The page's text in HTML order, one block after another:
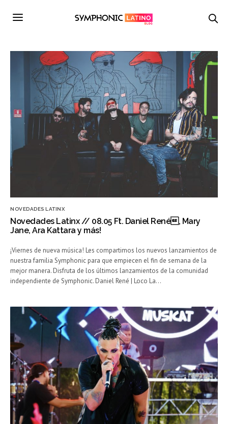
NOVEDADES LATINX
Novedades Latinx // 08.05 Ft. Daniel René, Mary
Jane, Ara Kattara y más!
¡Viernes de nueva música! Les compartimos los nuevos lanzamientos de
nuestra familia Symphonic para que empiecen el fin de semana de la
mejor manera. Disfruta de los últimos lanzamientos de la comunidad
independiente de Symphonic. Daniel René | Loco La…